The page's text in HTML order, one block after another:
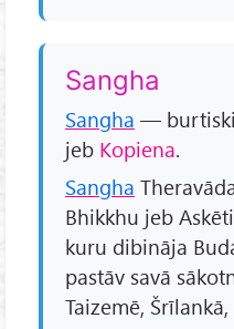
Sangha
Sangha —
jeb Kopiena.
Sangha
Bhikkhu jeb
kuru dibināja
pastāv savā
Taizemē,